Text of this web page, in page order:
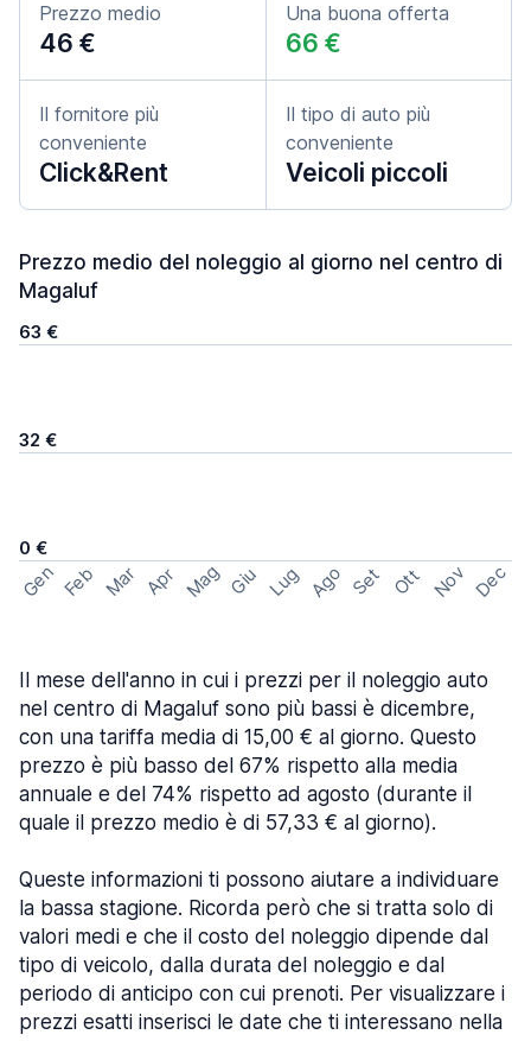
Prezzo medio
46 €
Una buona offerta
66 €
Il fornitore più
conveniente
Click&Rent
Il tipo di auto più
conveniente
Veicoli piccoli
Prezzo medio del noleggio al giorno nel centro di
Magaluf
63 €
32 €
0 €
Gen Feb Mar Apr Mag Giu Lug Ago Set Ott Nov Dec
Il mese dell'anno in cui i prezzi per il noleggio auto
nel centro di Magaluf sono più bassi è dicembre,
con una tariffa media di 15,00 € al giorno. Questo
prezzo è più basso del 67% rispetto alla media
annuale e del 74% rispetto ad agosto (durante il
quale il prezzo medio è di 57,33 € al giorno).
Queste informazioni ti possono aiutare a individuare
la bassa stagione. Ricorda però che si tratta solo di
valori medi e che il costo del noleggio dipende dal
tipo di veicolo, dalla durata del noleggio e dal
periodo di anticipo con cui prenoti. Per visualizzare i
prezzi esatti inserisci le date che ti interessano nella